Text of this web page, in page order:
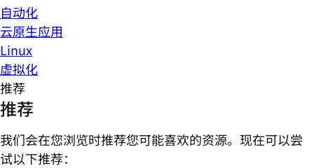
自动化
云原生应用
Linux
虚拟化
推荐
推荐
我们会在您浏览时推荐您可能喜欢的资源。现在可以尝
试以下推荐：